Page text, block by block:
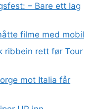
– Bare ett lag
filme med mobil
ribbein rett før Tour
mot Italia får